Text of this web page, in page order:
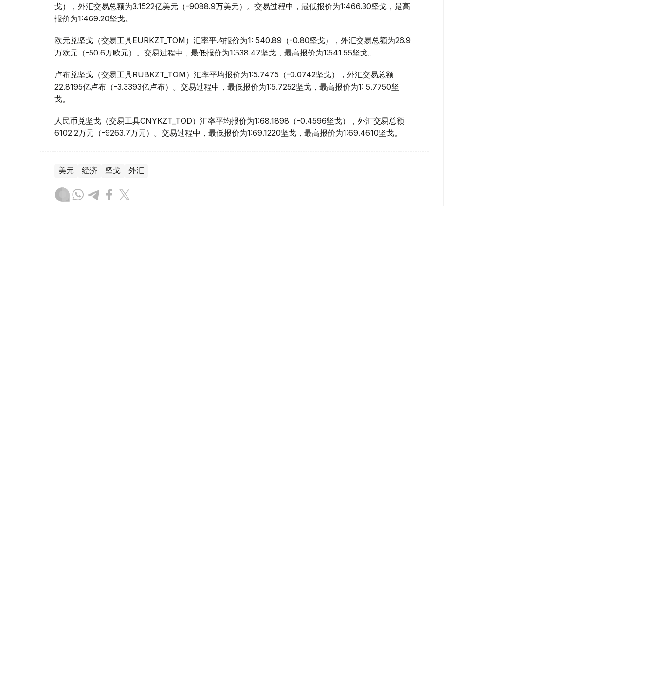
戈），外汇交易总额为3.1522亿美元（-9088.9万美元）。交易过程中，最低报价为1:466.30坚戈，最高
报价为1:469.20坚戈。
欧元兑坚戈（交易工具EURKZT_TOM）汇率平均报价为1: 540.89（-0.80坚戈），外汇交易总额为26.9
万欧元（-50.6万欧元）。交易过程中，最低报价为1:538.47坚戈，最高报价为1:541.55坚戈。
卢布兑坚戈（交易工具RUBKZT_TOM）汇率平均报价为1:5.7475（-0.0742坚戈），外汇交易总额
22.8195亿卢布（-3.3393亿卢布）。交易过程中，最低报价为1:5.7252坚戈，最高报价为1: 5.7750坚
戈。
人民币兑坚戈（交易工具CNYKZT_TOD）汇率平均报价为1:68.1898（-0.4596坚戈），外汇交易总额
6102.2万元（-9263.7万元）。交易过程中，最低报价为1:69.1220坚戈，最高报价为1:69.4610坚戈。
美元 经济 坚戈 外汇